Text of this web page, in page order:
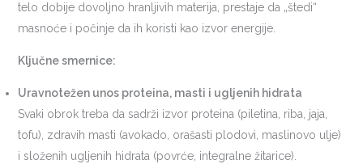
telo dobije dovoljno hranljivih materija, prestaje da „štedi“
masnoće i počinje da ih koristi kao izvor energije.
Ključne smernice:
Uravnotežen unos proteina, masti i ugljenih hidrata
Svaki obrok treba da sadrži izvor proteina (piletina, riba, jaja,
tofu), zdravih masti (avokado, orašasti plodovi, maslinovo ulje)
i složenih ugljenih hidrata (povrće, integralne žitarice).